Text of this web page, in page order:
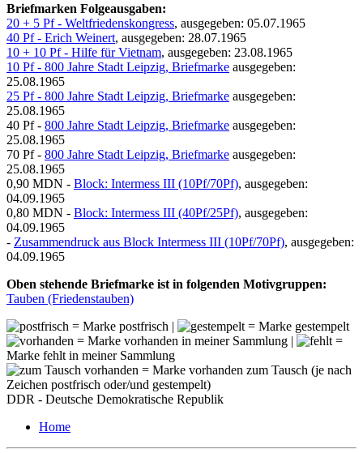
Briefmarken Folgeausgaben:
20 + 5 Pf - Weltfriedenskongress, ausgegeben: 05.07.1965
40 Pf - Erich Weinert, ausgegeben: 28.07.1965
10 + 10 Pf - Hilfe für Vietnam, ausgegeben: 23.08.1965
10 Pf - 800 Jahre Stadt Leipzig, Briefmarke ausgegeben:
25.08.1965
25 Pf - 800 Jahre Stadt Leipzig, Briefmarke ausgegeben:
25.08.1965
40 Pf - 800 Jahre Stadt Leipzig, Briefmarke ausgegeben:
25.08.1965
70 Pf - 800 Jahre Stadt Leipzig, Briefmarke ausgegeben:
25.08.1965
0,90 MDN - Block: Intermess III (10Pf/70Pf), ausgegeben:
04.09.1965
0,80 MDN - Block: Intermess III (40Pf/25Pf), ausgegeben:
04.09.1965
- Zusammendruck aus Block Intermess III (10Pf/70Pf), ausgegeben:
04.09.1965
Oben stehende Briefmarke ist in folgenden Motivgruppen:
Tauben (Friedenstauben)
= Marke postfrisch |
= Marke gestempelt
= Marke vorhanden in meiner Sammlung |
=
Marke fehlt in meiner Sammlung
= Marke vorhanden zum Tausch (je nach
Zeichen postfrisch oder/und gestempelt)
DDR - Deutsche Demokratische Republik
Home